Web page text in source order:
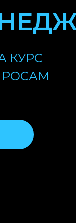
КУРС